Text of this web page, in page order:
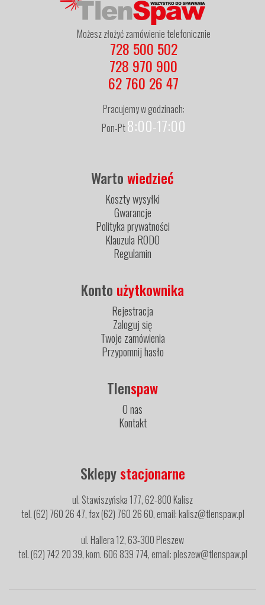
Możesz złożyć zamówienie telefonicznie
728 500 502
728 970 900
62 760 26 47
Pracujemy w godzinach:
Pon-Pt8:00-17:00
Wartowiedzieć
Koszty wysyłki
Gwarancje
Polityka prywatności
Klauzula RODO
Regulamin
Konto użytkownika
Rejestracja
Zaloguj się
Twoje zamówienia
Przypomnij hasło
Tlenspaw
O nas
Kontakt
Sklepystacjonarne
ul. Stawiszyńska 177, 62-800 Kalisz
tel. (62) 760 26 47, fax (62) 760 26 60, email: kalisz@tlenspaw.pl
ul. Hallera 12, 63-300 Pleszew
tel. (62) 742 20 39, kom. 606 839 774, email: pleszew@tlenspaw.pl